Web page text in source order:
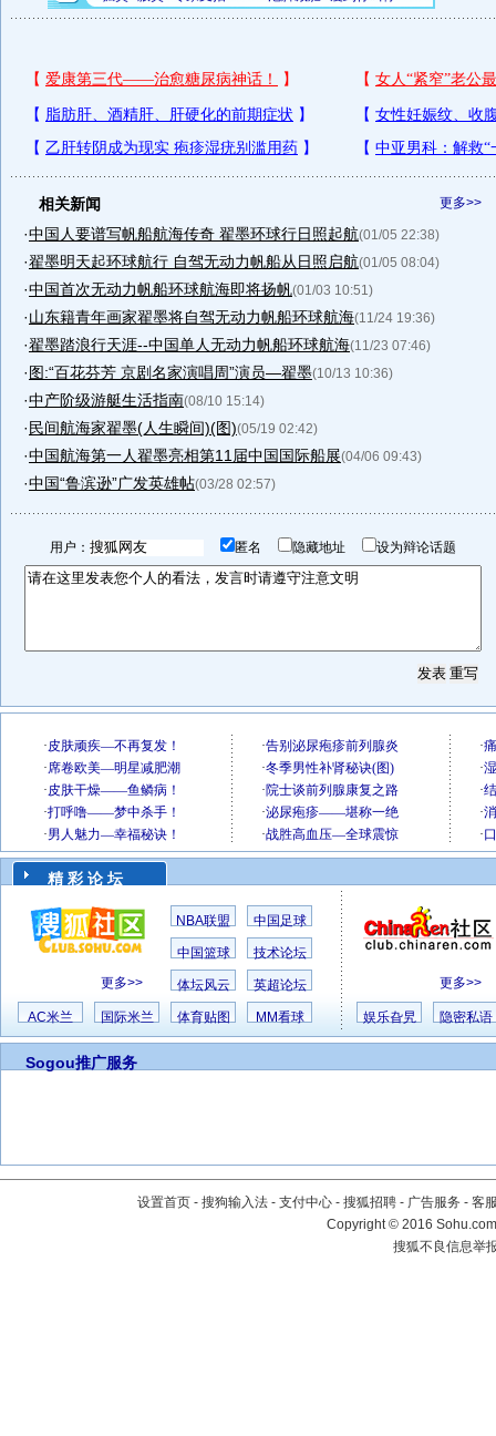
更多>>
相关新闻
·中国人要谱写帆船航海传奇 翟墨环球行日照起航(01/05 22:38)
·翟墨明天起环球航行 自驾无动力帆船从日照启航(01/05 08:04)
·中国首次无动力帆船环球航海即将扬帆(01/03 10:51)
·山东籍青年画家翟墨将自驾无动力帆船环球航海(11/24 19:36)
·翟墨踏浪行天涯--中国单人无动力帆船环球航海(11/23 07:46)
·图:“百花芬芳 京剧名家演唱周”演员—翟墨(10/13 10:36)
·中产阶级游艇生活指南(08/10 15:14)
· 民间航海家翟墨(人生瞬间)(图)(05/19 02:42)
·中国航海第一人翟墨亮相第11届中国国际船展(04/06 09:43)
·中国“鲁滨逊”广发英雄帖(03/28 02:57)
用户： 匿名 隐藏地址 设为辩论话题
精 彩 论 坛
更多>>
NBA联盟 中国足球
中国篮球 技术论坛
体坛风云 英超论坛
AC米兰 国际米兰 体育贴图 MM看球
更多>>
娱乐旮旯 隐密私语
Sogou推广服务
设置首页 - 搜狗输入法 - 支付中心 - 搜狐招聘 - 广告服务 - 客
Copyright©2016
搜狐不良信息举